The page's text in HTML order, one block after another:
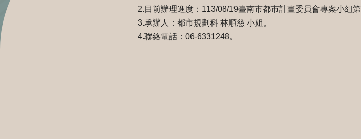
2.目前辦理進度：113/08/19臺南市都市計畫委員會專案小組第
3.承辦人：都市規劃科 林順慈 小姐。
4.聯絡電話：06-6331248。